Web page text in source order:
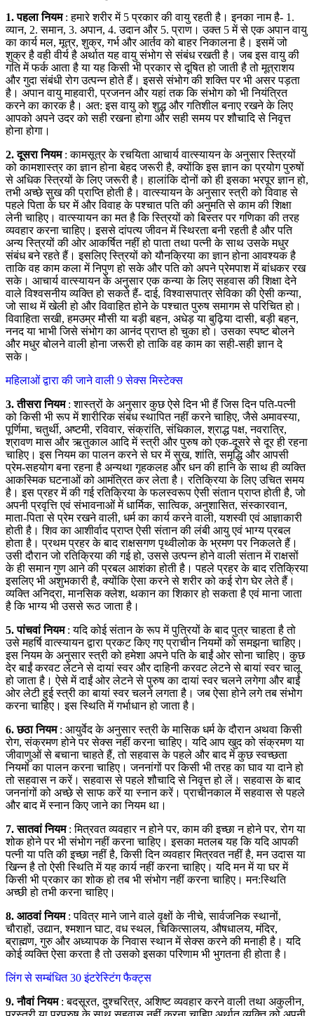
1. पहला नियम: हमारे शरीर में 5 प्रकार की वायु रहती है। इनका नाम है- 1.
व्यान, 2. समान, 3. अपान, 4. उदान और 5. प्राण। उक्त 5 में से एक अपान वायु
का कार्य मल, मूत्र, शुक्र, गर्भ और आर्तव को बाहर निकालना है। इसमें जो
शुक्र है वही वीर्य है अर्थात यह वायु संभोग से संबंध रखती है। जब इस वायु की
गति में फर्क आता है या यह किसी भी प्रकार से दूषित हो जाती है तो मूत्राशय
और गुदा संबंधी रोग उत्पन्न होते हैं। इससे संभोग की शक्ति पर भी असर पड़ता
है। अपान वायु माहवारी, प्रजनन और यहां तक कि संभोग को भी नियंत्रित
करने का कारक है। अत: इस वायु को शुद्ध और गतिशील बनाए रखने के लिए
आपको अपने उदर को सही रखना होगा और सही समय पर शौचादि से निवृत्त
होना होगा।
2. दूसरा नियम: कामसूत्र के रचयिता आचार्य वात्‍स्‍यायन के अनुसार स्त्रियों
को कामशास्त्र का ज्ञान होना बेहद जरूरी है, क्‍योंकि इस ज्ञान का प्रयोग पुरुषों
से अधिक स्त्रियों के लिए जरूरी है। हालांकि दोनों को ही इसका भरपूर ज्ञान हो,
तभी अच्छे सुख की प्राप्ति होती है। वात्‍स्‍यायन के अनुसार स्‍त्री को विवाह से
पहले पिता के घर में और विवाह के पश्‍चात पति की अनुमति से काम की शिक्षा
लेनी चाहिए। वात्‍स्‍यायन का मत है कि स्त्रियों को बिस्‍तर पर गणिका की तरह
व्‍यवहार करना चाहिए। इससे दांपत्‍य जीवन में स्थिरता बनी रहती है और पति
अन्‍य स्त्रियों की ओर आकर्षित नहीं हो पाता तथा पत्‍नी के साथ उसके मधुर
संबंध बने रहते हैं। इसलिए स्त्रियों को यौनक्रिया का ज्ञान होना आवश्‍यक है
ताकि वह काम कला में निपुण हो सके और पति को अपने प्रेमपाश में बांधकर रख
सके। आचार्य वात्‍स्‍यायन के अनुसार एक कन्‍या के लिए सहवास की शिक्षा देने
वाले विश्‍वसनीय व्यक्ति हो सकते हैं- दाई, विश्वासपात्र सेविका की ऐसी कन्‍या,
जो साथ में खेली हो और विवाहित होने के पश्‍चात पुरुष समागम से परिचित हो।
विवाहिता सखी, हमउम्र मौसी या बड़ी बहन, अधेड़ या बुढ़िया दासी, बड़ी बहन,
ननद या भाभी जिसे संभोग का आनंद प्राप्‍त हो चुका हो। उसका स्पष्ट बोलने
और मधुर बोलने वाली होना जरूरी हो ताकि वह काम का सही-सही ज्ञान दे
सके।
महिलाओं द्वारा की जाने वाली 9 सेक्स मिस्टेक्स
3. तीसरा नियम: शास्त्रों के अनुसार कुछ ऐसे दिन भी हैं जिस दिन पति-पत्नी
को किसी भी रूप में शारीरिक संबंध स्थापित नहीं करने चाहिए, जैसे अमावस्या,
पूर्णिमा, चतुर्थी, अष्टमी, रविवार, संक्रांति, संधिकाल, श्राद्ध पक्ष, नवरात्रि,
श्रावण मास और ऋतुकाल आदि में स्त्री और पुरुष को एक-दूसरे से दूर ही रहना
चाहिए। इस नियम का पालन करने से घर में सुख, शांति, समृद्धि और आपसी
प्रेम-सहयोग बना रहना है अन्यथा गृहकलह और धन की हानि के साथ ही व्यक्ति
आकस्मिक घटनाओं को आमंत्रित कर लेता है। रतिक्रिया के लिए उचित समय
है। इस प्रहर में की गई रतिक्रिया के फलस्वरूप ऐसी संतान प्राप्त होती है, जो
अपनी प्रवृत्ति एवं संभावनाओं में धार्मिक, सात्विक, अनुशासित, संस्कारवान,
माता-पिता से प्रेम रखने वाली, धर्म का कार्य करने वाली, यशस्वी एवं आज्ञाकारी
होती है। शिव का आशीर्वाद प्राप्त ऐसी संतान की लंबी आयु एवं भाग्य प्रबल
होता है। प्रथम प्रहर के बाद राक्षसगण पृथ्वीलोक के भ्रमण पर निकलते हैं।
उसी दौरान जो रतिक्रिया की गई हो, उससे उत्पन्न होने वाली संतान में राक्षसों
के ही समान गुण आने की प्रबल आशंका होती है। पहले प्रहर के बाद रतिक्रिया
इसलिए भी अशुभकारी है, क्योंकि ऐसा करने से शरीर को कई रोग घेर लेते हैं।
व्यक्ति अनिद्रा, मानसिक क्लेश, थकान का शिकार हो सकता है एवं माना जाता
है कि भाग्य भी उससे रूठ जाता है।
5. पांचवां नियम: यदि कोई संतान के रूप में पुत्रियों के बाद पुत्र चाहता है तो
उसे महर्षि वात्स्यायन द्वारा प्रकट किए गए प्राचीन नियमों को समझना चाहिए।
इस नियम के अनुसार स्त्री को हमेशा अपने पति के बाईं ओर सोना चाहिए। कुछ
देर बाईं करवट लेटने से दायां स्वर और दाहिनी करवट लेटने से बायां स्वर चालू
हो जाता है। ऐसे में दाईं ओर लेटने से पुरुष का दायां स्वर चलने लगेगा और बाईं
ओर लेटी हुई स्त्री का बायां स्वर चलने लगता है। जब ऐसा होने लगे तब संभोग
करना चाहिए। इस स्थिति में गर्भाधान हो जाता है।
6. छठा नियम: आयुर्वेद के अनुसार स्त्री के मासिक धर्म के दौरान अथवा किसी
रोग, संक्रमण होने पर सेक्स नहीं करना चाहिए। यदि आप खुद को संक्रमण या
जीवाणुओं से बचाना चाहते हैं, तो सहवास के पहले और बाद में कुछ स्वच्छता
नियमों का पालन करना चाहिए। जननांगों पर किसी भी तरह का घाव या दाने हो
तो सहवास न करें। सहवास से पहले शौचादि से निवृत्त हो लें। सहवास के बाद
जननांगों को अच्छे से साफ करें या स्नान करें। प्राचीनकाल में सहवास से पहले
और बाद में स्नान किए जाने का नियम था।
7. सातवां नियम: मित्रवत व्यवहार न होने पर, काम की इच्छा न होने पर, रोग या
शोक होने पर भी संभोग नहीं करना चाहिए। इसका मतलब यह कि यदि आपकी
पत्नी या पति की इच्छा नहीं है, किसी दिन व्यवहार मित्रवत नहीं है, मन उदास या
खिन्न है तो ऐसी स्थिति में यह कार्य नहीं करना चाहिए। यदि मन में या घर में
किसी भी प्रकार का शोक हो तब भी संभोग नहीं करना चाहिए। मन:स्थिति
अच्छी हो तभी करना चाहिए।
8. आठवां नियम: पवित्र माने जाने वाले वृक्षों के नीचे, सार्वजनिक स्थानों,
चौराहों, उद्यान, श्मशान घाट, वध स्थल, चिकित्सालय, औषधालय, मंदिर,
ब्राह्मण, गुरु और अध्यापक के निवास स्थान में सेक्स करने की मनाही है। यदि
कोई व्यक्ति ऐसा करता है तो उसको इसका परिणाम भी भुगतना ही होता है।
लिंग से सम्बंधित 30 इंटरेस्टिंग फैक्ट्स
9. नौवां नियम: बदसूरत, दुश्चरित्र, अशिष्ट व्यवहार करने वाली तथा अकुलीन,